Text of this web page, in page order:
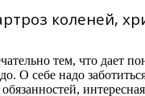
коленей,
тем, что дает
О себе надо
обязанностей,